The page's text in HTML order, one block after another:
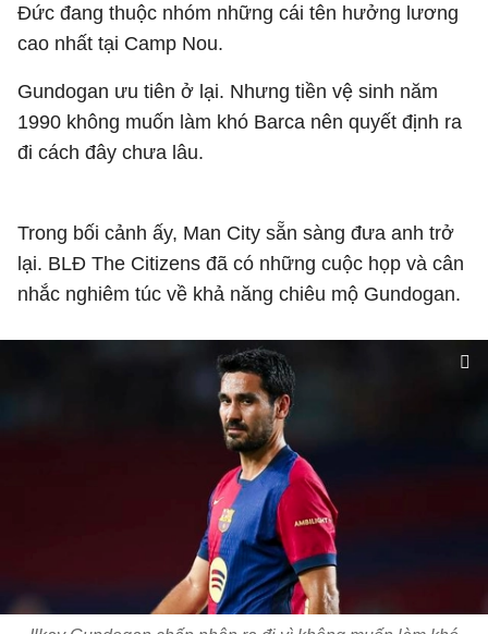
Đức đang thuộc nhóm những cái tên hưởng lương
cao nhất tại Camp Nou.
Gundogan ưu tiên ở lại. Nhưng tiền vệ sinh năm
1990 không muốn làm khó Barca nên quyết định ra
đi cách đây chưa lâu.
Trong bối cảnh ấy, Man City sẵn sàng đưa anh trở
lại. BLĐ The Citizens đã có những cuộc họp và cân
nhắc nghiêm túc về khả năng chiêu mộ Gundogan.